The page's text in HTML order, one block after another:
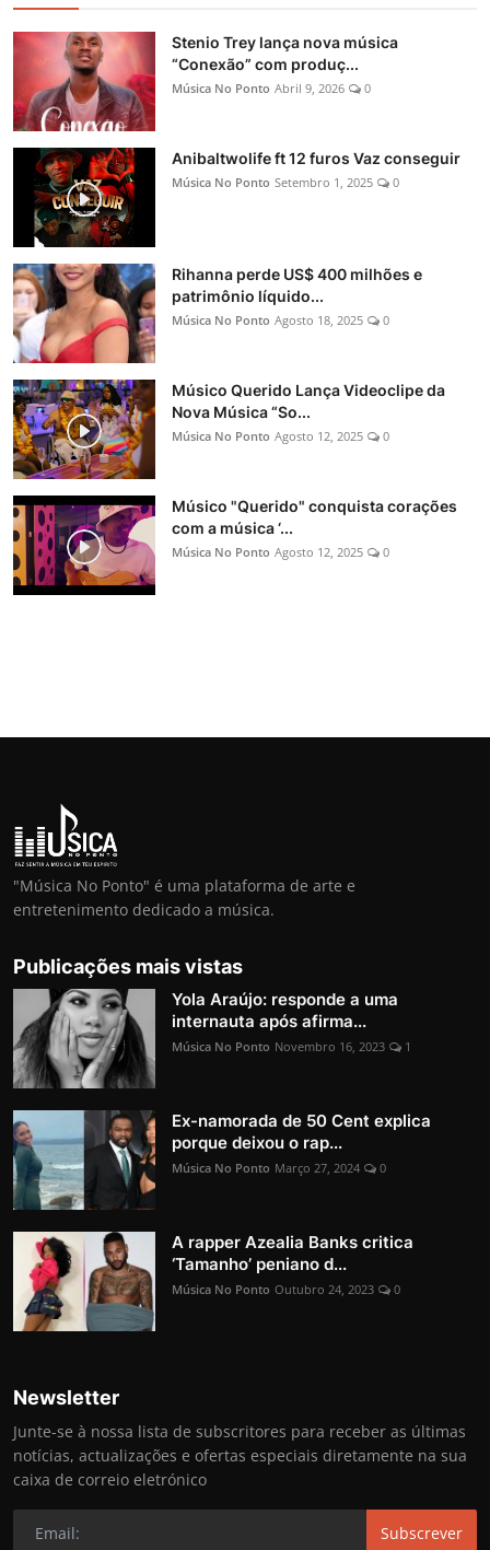
Stenio Trey lança nova música
“Conexão” com produç...
Música No Ponto Abril 9, 2026 0
Anibaltwolife ft 12 furos Vaz conseguir
Música No Ponto Setembro 1, 2025 0
Rihanna perde US$ 400 milhões e
patrimônio líquido...
Música No Ponto Agosto 18, 2025 0
Músico Querido Lança Videoclipe da
Nova Música “So...
Música No Ponto Agosto 12, 2025 0
Músico "Querido" conquista corações
com a música ‘...
Música No Ponto Agosto 12, 2025 0
"Música No Ponto" é uma plataforma de arte e
entretenimento dedicado a música.
Publicações mais vistas
Yola Araújo: responde a uma
internauta após afirma...
Música No Ponto Novembro 16, 2023 1
Ex-namorada de 50 Cent explica
porque deixou o rap...
Música No Ponto Março 27, 2024 0
A rapper Azealia Banks critica
‘Tamanho’ peniano d...
Música No Ponto Outubro 24, 2023 0
Newsletter
Junte-se à nossa lista de subscritores para receber as últimas
notícias, actualizações e ofertas especiais diretamente na sua
caixa de correio eletrónico
Subscrever